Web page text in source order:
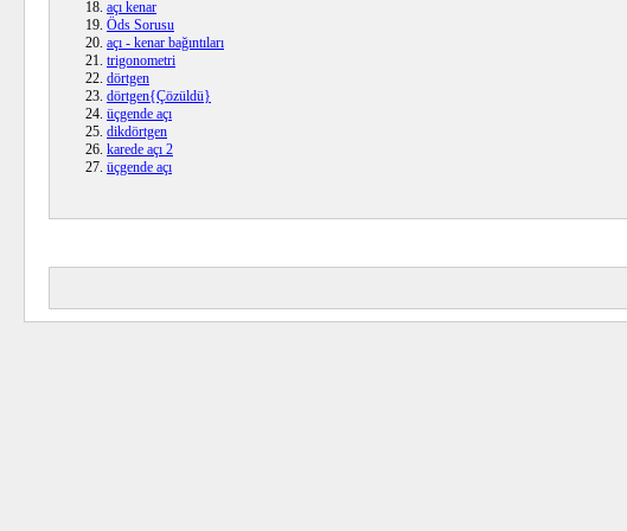
açı kenar
Öds Sorusu
açı - kenar bağıntıları
trigonometri
dörtgen
dörtgen{Çözüldü}
üçgende açı
dikdörtgen
karede açı 2
üçgende açı